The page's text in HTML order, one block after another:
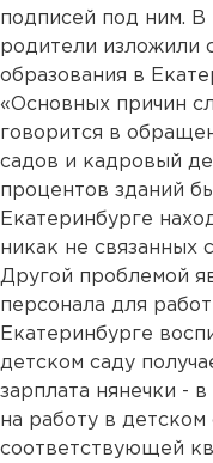
подписей под ним. В
родители изложили
образования в
«Основных причин
говорится в
садов и кадровый
процентов зданий
Екатеринбурге
никак не связанных
Другой проблемой
персонала для
Екатеринбурге
детском саду
зарплата нянечки -
на работу в
соответствующей